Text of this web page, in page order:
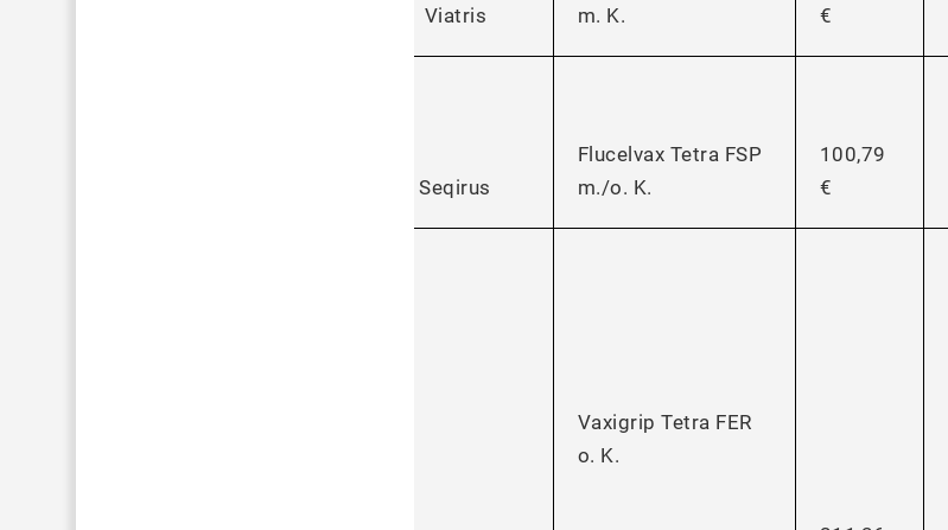
Viatris
m. K.
€
Seqirus
Flucelvax Tetra FSP
m./o. K.
100,79
€
Vaxigrip Tetra FER
o. K.